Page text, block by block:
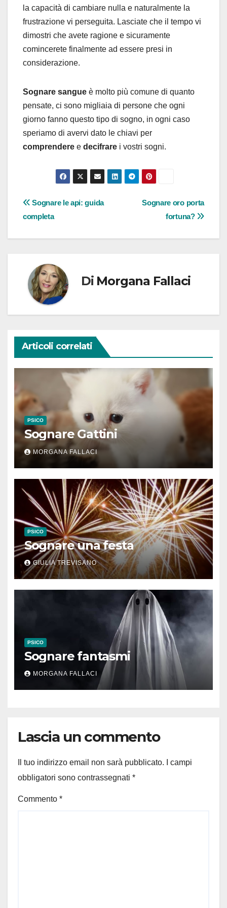
la capacità di cambiare nulla e naturalmente la
frustrazione vi perseguita. Lasciate che il tempo vi
dimostri che avete ragione e sicuramente
comincerete finalmente ad essere presi in
considerazione.
Sognare sangue è molto più comune di quanto
pensate, ci sono migliaia di persone che ogni
giorno fanno questo tipo di sogno, in ogni caso
speriamo di avervi dato le chiavi per
comprendere e decifrare i vostri sogni.
Navigazione
articoli
Sognare oro porta
fortuna?
Sognare le api: guida
completa
Di Morgana Fallaci
Articoli correlati
PSICO
Sognare Gattini
MORGANA FALLACI
PSICO
Sognare una festa
GIULIA TREVISANO
PSICO
Sognare fantasmi
MORGANA FALLACI
Lascia un commento
Il tuo indirizzo email non sarà pubblicato.
I campi
obbligatori sono contrassegnati *
Commento *